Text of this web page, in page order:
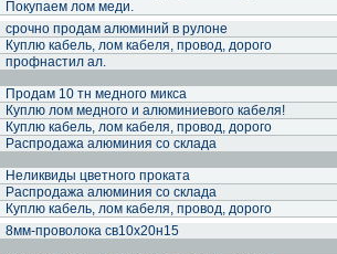
Покупаем лом меди.
срочно продам алюминий в рулоне
Куплю кабель, лом кабеля, провод, дoрого
профнастил ал.
Продам 10 тн медного микса
Куплю лом медного и алюминиевого кабеля!
Куплю кабель, лом кабеля, провод, дoрого
Распродажа алюминия со склада
Неликвиды цветного проката
Распродажа алюминия со склада
Куплю кабель, лом кабеля, провод, дoрого
8мм-проволока св10х20н15